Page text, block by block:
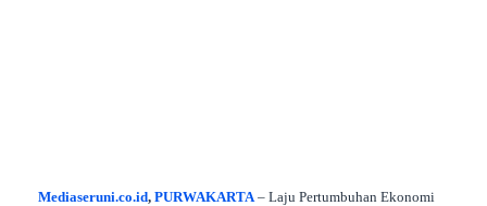
Mediaseruni.co.id, PURWAKARTA – Laju Pertumbuhan Ekonomi